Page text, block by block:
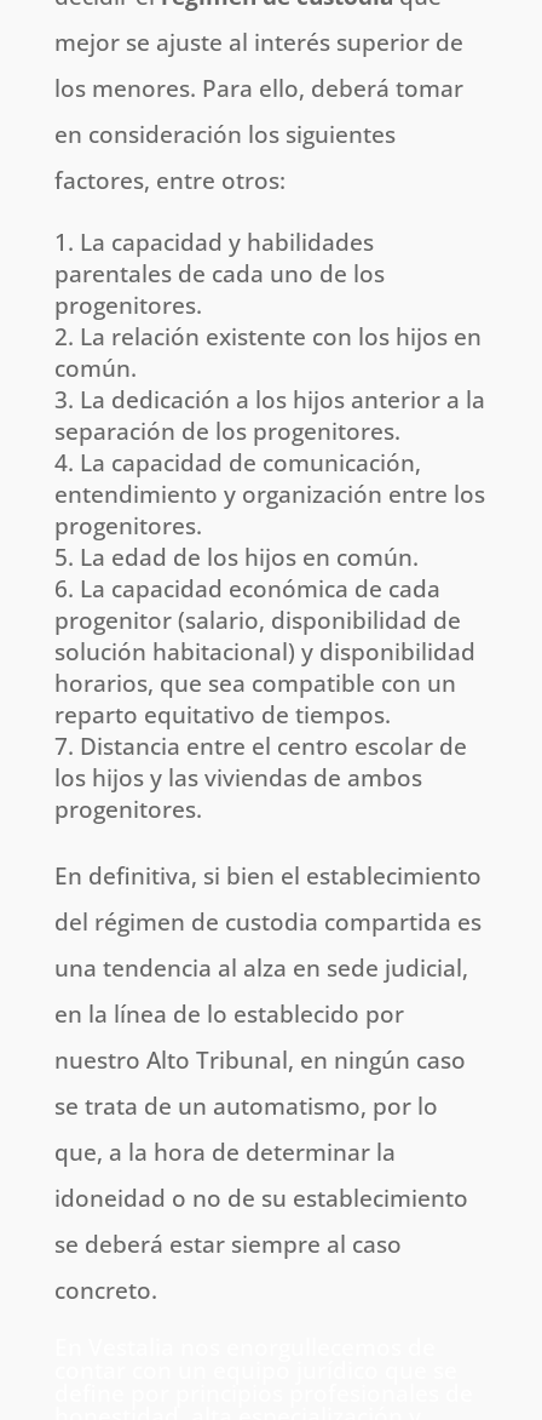
mejor se ajuste al interés superior de
los menores. Para ello, deberá tomar
en consideración los siguientes
factores, entre otros:
La capacidad y habilidades
parentales de cada uno de los
progenitores.
La relación existente con los hijos en
común.
La dedicación a los hijos anterior a la
separación de los progenitores.
La capacidad de comunicación,
entendimiento y organización entre los
progenitores.
La edad de los hijos en común.
La capacidad económica de cada
progenitor (salario, disponibilidad de
solución habitacional) y disponibilidad
horarios, que sea compatible con un
reparto equitativo de tiempos.
Distancia entre el centro escolar de
los hijos y las viviendas de ambos
progenitores.
En definitiva, si bien el establecimiento
del régimen de custodia compartida es
una tendencia al alza en sede judicial,
en la línea de lo establecido por
nuestro Alto Tribunal, en ningún caso
se trata de un automatismo, por lo
que, a la hora de determinar la
idoneidad o no de su establecimiento
se deberá estar siempre al caso
concreto.